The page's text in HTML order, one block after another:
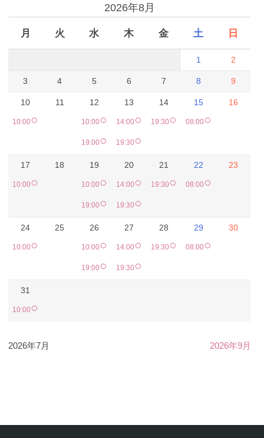
2026年8月
月 火 水 木 金 土 日
1 2
3 4 5 6 7 8 9
10
10:00○
11 12
10:00○
19:00○
13
14:00○
19:30○
14
19:30○
15
08:00○
16
17
10:00○
18 19
10:00○
19:00○
20
14:00○
19:30○
21
19:30○
22
08:00○
23
24
10:00○
25 26
10:00○
19:00○
27
14:00○
19:30○
28
19:30○
29
08:00○
30
31
10:00○
2026年7月 2026年9月